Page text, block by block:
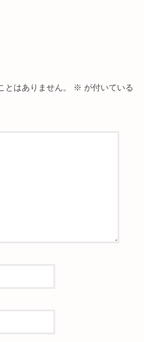
とはありません。 ※ が付いている